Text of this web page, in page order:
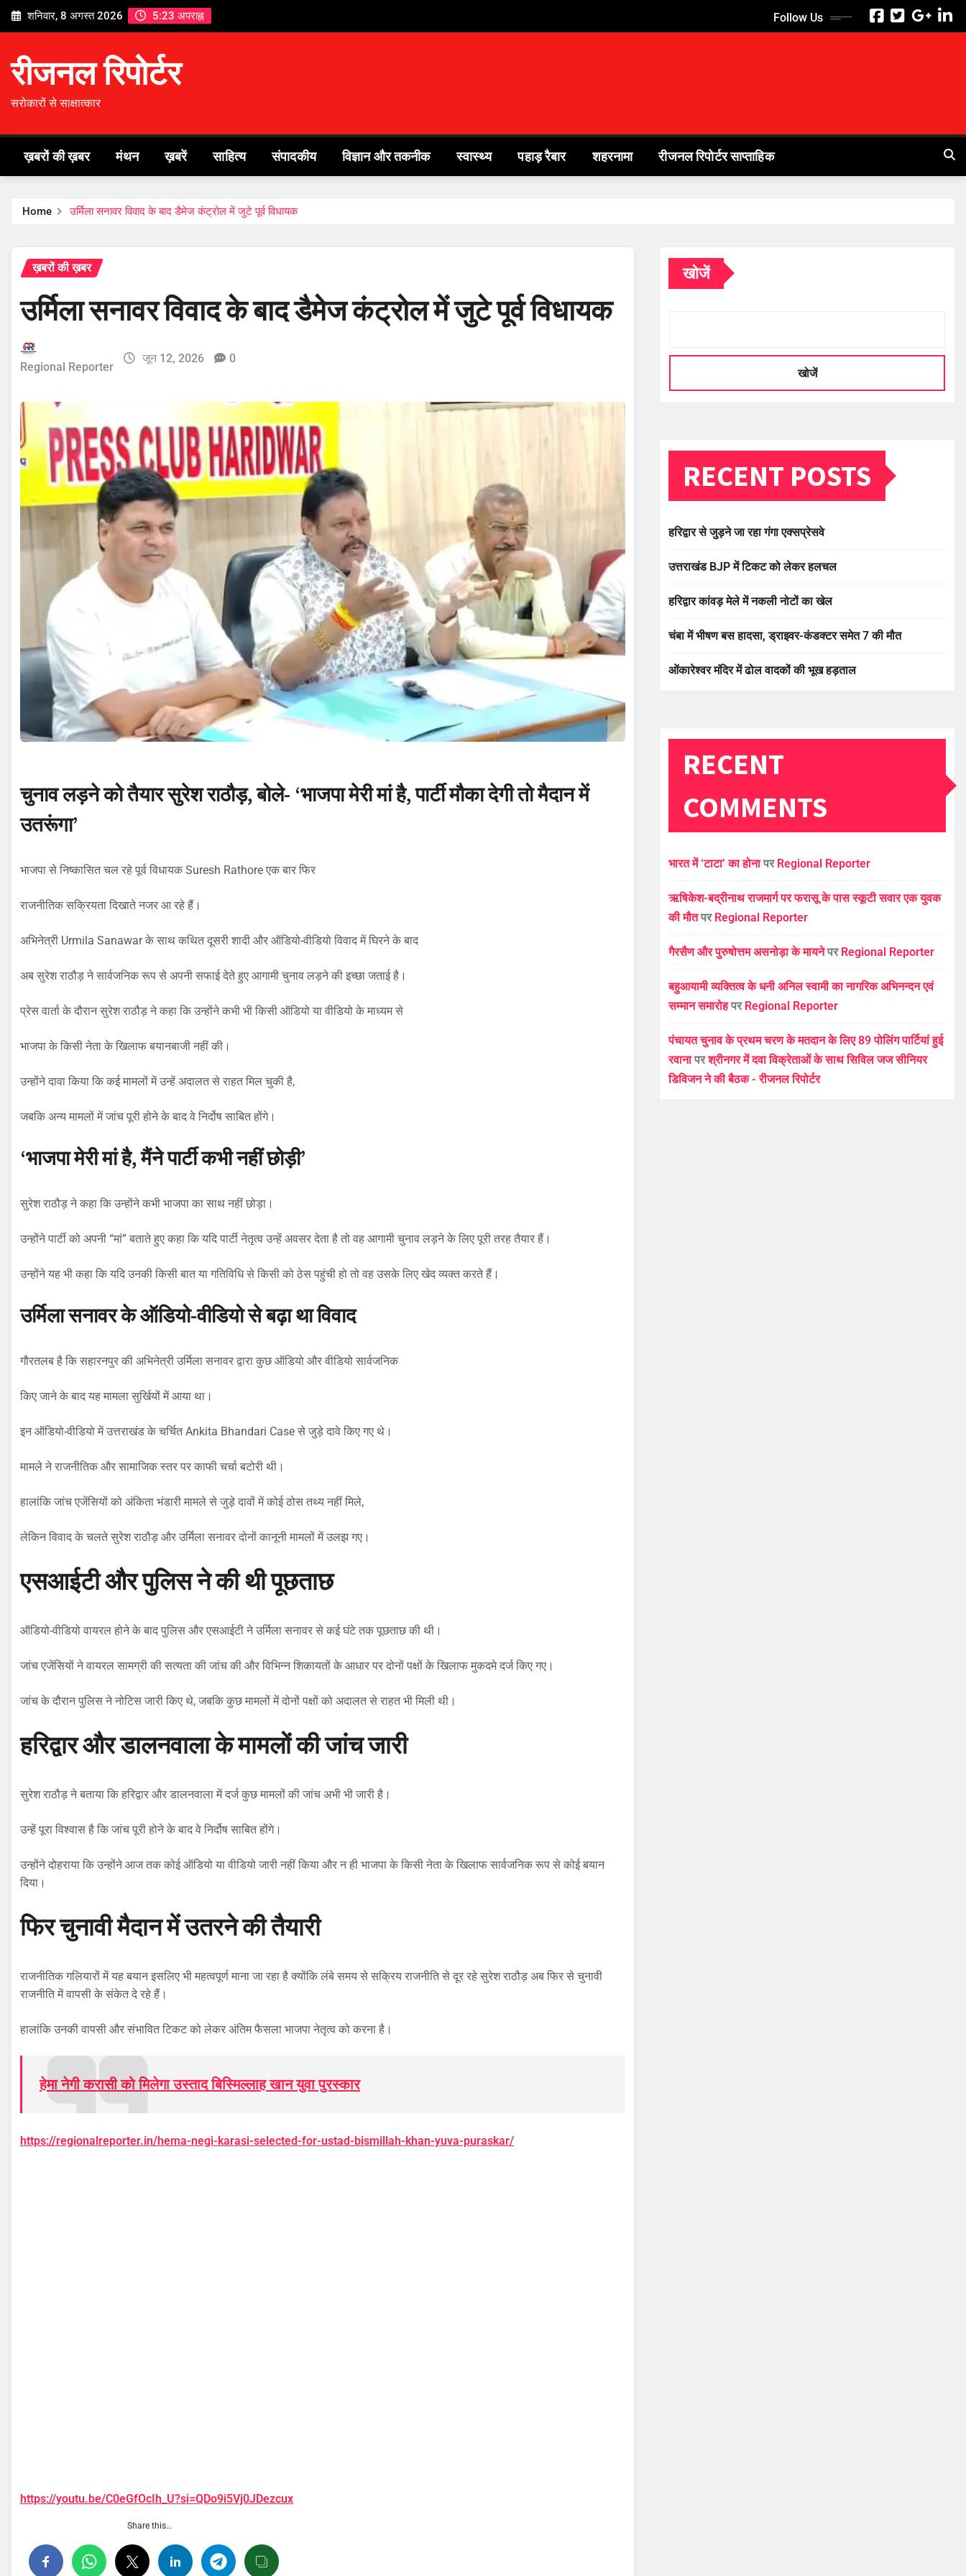
Skip
शनिवार, 8 अगस्त 2026 5:23 अपराह्न Follow Us
रीजनल रिपोर्टर
सरोकारों से साक्षात्कार
ख़बरों की ख़बर मंथन ख़बरें साहित्य संपादकीय विज्ञान और तकनीक स्वास्थ्य पहाड़ रैबार शहरनामा रीजनल रिपोर्टर साप्ताहिक
Home उर्मिला सनावर विवाद के बाद डैमेज कंट्रोल में जुटे पूर्व विधायक
ख़बरों की ख़बर
उर्मिला सनावर विवाद के बाद डैमेज कंट्रोल में जुटे पूर्व विधायक
Regional Reporter
जून 12, 2026 0
चुनाव लड़ने को तैयार सुरेश राठौड़, बोले- ‘भाजपा मेरी मां है, पार्टी मौका देगी तो मैदान में
उतरूंगा’
भाजपा से निष्कासित चल रहे पूर्व विधायक Suresh Rathore एक बार फिर
राजनीतिक सक्रियता दिखाते नजर आ रहे हैं।
अभिनेत्री Urmila Sanawar के साथ कथित दूसरी शादी और ऑडियो-वीडियो विवाद में घिरने के बाद
अब सुरेश राठौड़ ने सार्वजनिक रूप से अपनी सफाई देते हुए आगामी चुनाव लड़ने की इच्छा जताई है।
प्रेस वार्ता के दौरान सुरेश राठौड़ ने कहा कि उन्होंने कभी भी किसी ऑडियो या वीडियो के माध्यम से
भाजपा के किसी नेता के खिलाफ बयानबाजी नहीं की।
उन्होंने दावा किया कि कई मामलों में उन्हें अदालत से राहत मिल चुकी है,
जबकि अन्य मामलों में जांच पूरी होने के बाद वे निर्दोष साबित होंगे।
‘भाजपा मेरी मां है, मैंने पार्टी कभी नहीं छोड़ी’
सुरेश राठौड़ ने कहा कि उन्होंने कभी भाजपा का साथ नहीं छोड़ा।
उन्होंने पार्टी को अपनी “मां” बताते हुए कहा कि यदि पार्टी नेतृत्व उन्हें अवसर देता है तो वह आगामी चुनाव लड़ने के लिए पूरी तरह तैयार हैं।
उन्होंने यह भी कहा कि यदि उनकी किसी बात या गतिविधि से किसी को ठेस पहुंची हो तो वह उसके लिए खेद व्यक्त करते हैं।
उर्मिला सनावर के ऑडियो-वीडियो से बढ़ा था विवाद
गौरतलब है कि सहारनपुर की अभिनेत्री उर्मिला सनावर द्वारा कुछ ऑडियो और वीडियो सार्वजनिक
किए जाने के बाद यह मामला सुर्खियों में आया था।
इन ऑडियो-वीडियो में उत्तराखंड के चर्चित Ankita Bhandari Case से जुड़े दावे किए गए थे।
मामले ने राजनीतिक और सामाजिक स्तर पर काफी चर्चा बटोरी थी।
हालांकि जांच एजेंसियों को अंकिता भंडारी मामले से जुड़े दावों में कोई ठोस तथ्य नहीं मिले,
लेकिन विवाद के चलते सुरेश राठौड़ और उर्मिला सनावर दोनों कानूनी मामलों में उलझ गए।
एसआईटी और पुलिस ने की थी पूछताछ
ऑडियो-वीडियो वायरल होने के बाद पुलिस और एसआईटी ने उर्मिला सनावर से कई घंटे तक पूछताछ की थी।
जांच एजेंसियों ने वायरल सामग्री की सत्यता की जांच की और विभिन्न शिकायतों के आधार पर दोनों पक्षों के खिलाफ मुकदमे दर्ज किए गए।
जांच के दौरान पुलिस ने नोटिस जारी किए थे, जबकि कुछ मामलों में दोनों पक्षों को अदालत से राहत भी मिली थी।
हरिद्वार और डालनवाला के मामलों की जांच जारी
सुरेश राठौड़ ने बताया कि हरिद्वार और डालनवाला में दर्ज कुछ मामलों की जांच अभी भी जारी है।
उन्हें पूरा विश्वास है कि जांच पूरी होने के बाद वे निर्दोष साबित होंगे।
उन्होंने दोहराया कि उन्होंने आज तक कोई ऑडियो या वीडियो जारी नहीं किया और न ही भाजपा के किसी नेता के खिलाफ सार्वजनिक रूप से कोई बयान
दिया।
फिर चुनावी मैदान में उतरने की तैयारी
राजनीतिक गलियारों में यह बयान इसलिए भी महत्वपूर्ण माना जा रहा है क्योंकि लंबे समय से सक्रिय राजनीति से दूर रहे सुरेश राठौड़ अब फिर से चुनावी
राजनीति में वापसी के संकेत दे रहे हैं।
हालांकि उनकी वापसी और संभावित टिकट को लेकर अंतिम फैसला भाजपा नेतृत्व को करना है।
हेमा नेगी करासी को मिलेगा उस्ताद बिस्मिल्लाह खान युवा पुरस्कार
https://regionalreporter.in/hema-negi-karasi-selected-for-ustad-bismillah-khan-yuva-puraskar/
https://youtu.be/C0eGfOcIh_U?si=QDo9i5Vj0JDezcux
Share this…
खोजें
खोजें
RECENT POSTS
हरिद्वार से जुड़ने जा रहा गंगा एक्सप्रेसवे
उत्तराखंड BJP में टिकट को लेकर हलचल
हरिद्वार कांवड़ मेले में नकली नोटों का खेल
चंबा में भीषण बस हादसा, ड्राइवर-कंडक्टर समेत 7 की मौत
ओंकारेश्वर मंदिर में ढोल वादकों की भूख हड़ताल
RECENT
COMMENTS
भारत में ‘टाटा’ का होनापर Regional Reporter
ऋषिकेश-बद्रीनाथ राजमार्ग पर फरासू के पास स्कूटी सवार एक युवक
की मौतपर Regional Reporter
गैरसैण और पुरुषोत्तम असनोड़ा के मायनेपर Regional Reporter
बहुआयामी व्यक्तित्व के धनी अनिल स्वामी का नागरिक अभिनन्दन एवं
सम्मान समारोहपर Regional Reporter
पंचायत चुनाव के प्रथम चरण के मतदान के लिए 89 पोलिंग पार्टियां हुई
रवानापरश्रीनगर में दवा विक्रेताओं के साथ सिविल जज सीनियर
डिविजन ने की बैठक - रीजनल रिपोर्टर